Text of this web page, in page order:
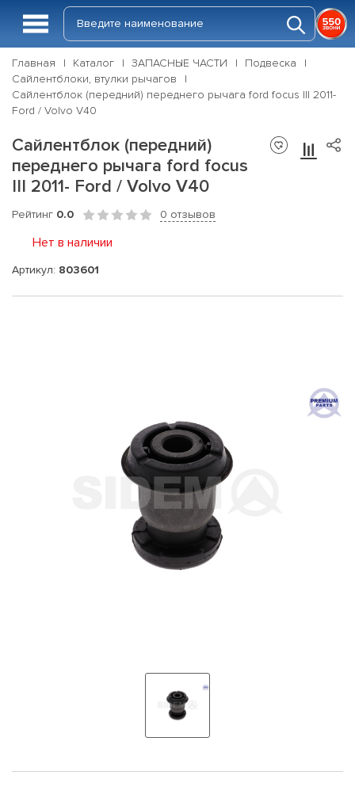
Главная Каталог ЗАПАСНЫЕ ЧАСТИ
Подвеска
Сайлентблоки, втулки рычагов
Сайлентблок (передний) переднего рычага ford focus III 2011-
Ford / Volvo V40
Сайлентблок (передний)
переднего рычага ford focus
III 2011- Ford / Volvo V40
Рейтинг 0.0 0 отзывов
Нет в наличии
Артикул: 803601